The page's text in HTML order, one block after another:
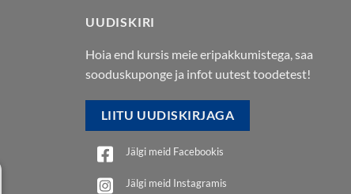
UUDISKIRI
Hoia end kursis meie eripakkumistega, saa
sooduskuponge ja infot uutest toodetest!
LIITU UUDISKIRJAGA
Jälgi meid Facebookis
Jälgi meid Instagramis